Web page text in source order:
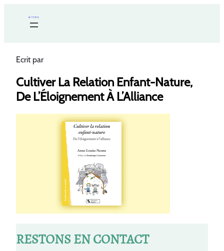
Ecrit par
Cultiver La Relation Enfant-Nature,
De L’Éloignement À L’Alliance
RESTONS EN CONTACT